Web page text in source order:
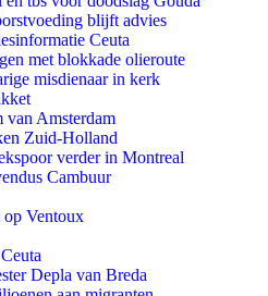
blijft advies
Ceuta
met blokkade olieroute
misdienaar in kerk
van Amsterdam
Zuid-Holland
verder in Montreal
Cambuur
Ventoux
Depla van Breda